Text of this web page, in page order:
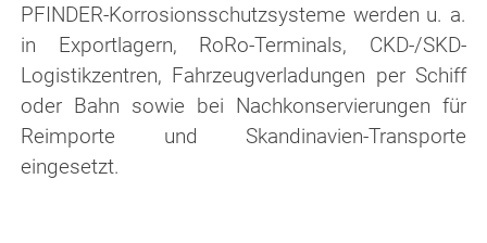
PFINDER-Korrosionsschutzsysteme werden u. a.
in Exportlagern, RoRo-Terminals, CKD-/SKD-
Logistikzentren, Fahrzeugverladungen per Schiff
oder Bahn sowie bei Nachkonservierungen für
Reimporte und Skandinavien-Transporte
eingesetzt.